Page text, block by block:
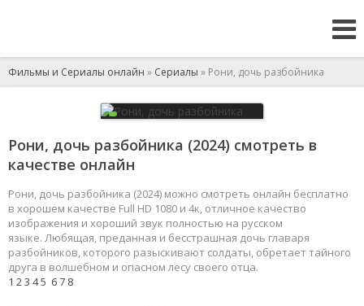
Фильмы и Сериалы онлайн » Сериалы » Рони, дочь разбойника
Рони, дочь разбойника (2024) смотреть в
качестве онлайн
Рони, дочь разбойника (2024) можно смотреть онлайн бесплатно
в хорошем качестве Full HD 1080 и 4к, отличное качество
изображения и хороший звук полностью на русском
языке. Любящая, преданная и бесстрашная дочь главаря
разбойников, которого разыскивают солдаты, обретает тайного
друга в волшебном и опасном лесу своего отца.
1 23 45 67 8